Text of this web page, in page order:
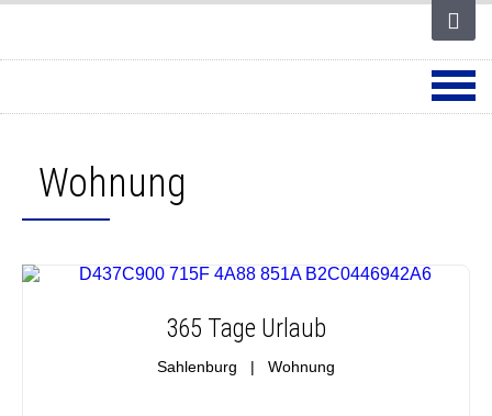
Wohnung
365 Tage Urlaub
Sahlenburg | Wohnung